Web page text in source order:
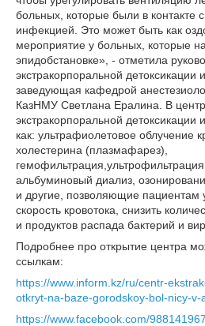
больных, которые были в контакте
инфекцией. Это может быть как
мероприятие у больных, которые
эпидобстановке», - отметила
экстракорпоральной детоксикации
заведующая кафедрой
КазНМУ Светлана Ералина. В
экстракорпоральной детоксикации
как: ультрафиолетовое облучение
холестерина (плазмафарез),
альбуминовый диализ,
и другие, позволяющие пациентам
скорость кровотока, снизить
и продуктов распада бактерий и
Подробнее про открытие центра
ссылкам:
https://www.inform.kz/ru/centr-
otkryt-na-baze-gorodskoy-bol-nicy-v-
https://www.facebook.com/